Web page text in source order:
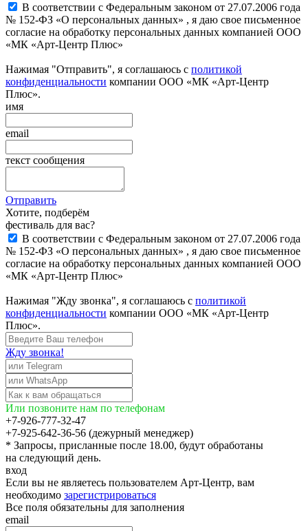
В соответствии с Федеральным законом от 27.07.2006 года
№ 152-ФЗ «О персональных данных» , я даю свое письменное
согласие на обработку персональных данных компанией ООО
«МК «Арт-Центр Плюс»
Нажимая "Отправить", я соглашаюсь с политикой
конфиденциальности компании ООО «МК «Арт-Центр
Плюс».
имя
email
текст сообщения
Отправить
Хотите, подберём
фестиваль для вас?
В соответствии с Федеральным законом от 27.07.2006 года
№ 152-ФЗ «О персональных данных» , я даю свое письменное
согласие на обработку персональных данных компанией ООО
«МК «Арт-Центр Плюс»
Нажимая "Жду звонка", я соглашаюсь с политикой
конфиденциальности компании ООО «МК «Арт-Центр
Плюс».
Жду звонка!
Или позвоните нам по телефонам
+7-926-777-32-47
+7-925-642-36-56 (дежурный менеджер)
* Запросы, присланные после 18.00, будут обработаны
на следующий день.
вход
Если вы не являетесь пользователем Арт-Центр, вам
необходимо зарегистрироваться
Все поля обязательны для заполнения
email